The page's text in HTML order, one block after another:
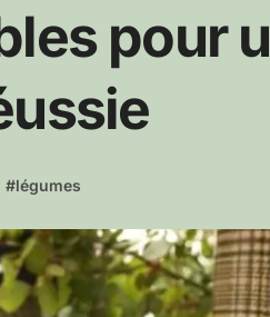
pour
#légumes